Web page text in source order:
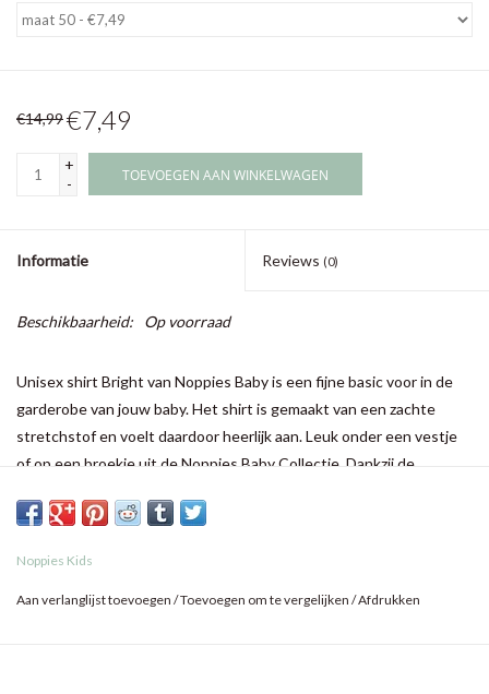
€14,99€7,49
+
-
TOEVOEGEN AAN WINKELWAGEN
Informatie Reviews (0)
Beschikbaarheid: Op voorraad
Unisex shirt Bright van Noppies Baby is een fijne basic voor in de
garderobe van jouw baby. Het shirt is gemaakt van een zachte
stretchstof en voelt daardoor heerlijk aan. Leuk onder een vestje
of op een broekje uit de Noppies Baby Collectie. Dankzij de
hoofdje van jouw kleintje.
Noppies Kids
Aan verlanglijst toevoegen /Toevoegen om te vergelijken /Afdrukken